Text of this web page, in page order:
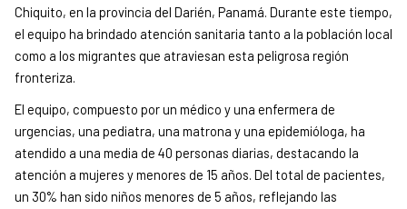
Chiquito, en la provincia del Darién, Panamá. Durante este tiempo,
el equipo ha brindado atención sanitaria tanto a la población local
como a los migrantes que atraviesan esta peligrosa región
fronteriza.
El equipo, compuesto por un médico y una enfermera de
urgencias, una pediatra, una matrona y una epidemióloga, ha
atendido a una media de 40 personas diarias, destacando la
atención a mujeres y menores de 15 años. Del total de pacientes,
un 30% han sido niños menores de 5 años, reflejando las